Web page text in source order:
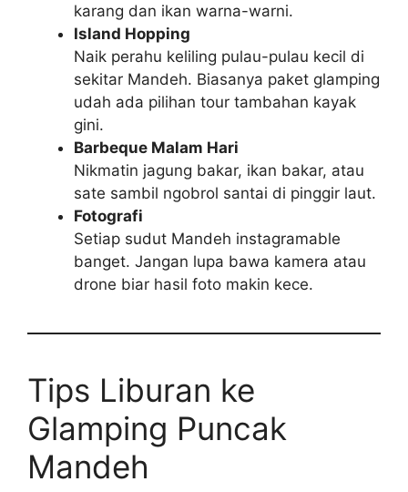
karang dan ikan warna-warni.
Island Hopping
Naik perahu keliling pulau-pulau kecil di
sekitar Mandeh. Biasanya paket glamping
udah ada pilihan tour tambahan kayak
gini.
Barbeque Malam Hari
Nikmatin jagung bakar, ikan bakar, atau
sate sambil ngobrol santai di pinggir laut.
Fotografi
Setiap sudut Mandeh instagramable
banget. Jangan lupa bawa kamera atau
drone biar hasil foto makin kece.
Tips Liburan ke
Glamping Puncak
Mandeh